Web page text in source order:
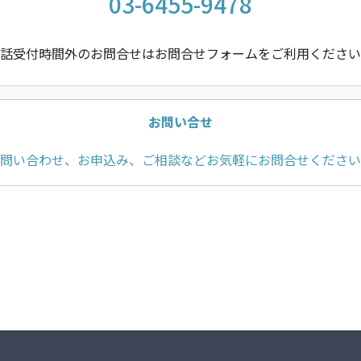
受付時間外のお問合せはお問合せフォームをご利用くださ
お問い合せ
い合わせ、お申込み、ご相談などお気軽にお問合せくださ